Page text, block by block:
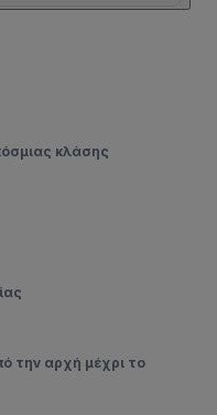
κλάσης
την αρχή μέχρι το